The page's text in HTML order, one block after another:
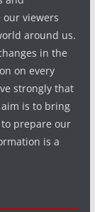
viewers
around us.
in the
on every
strongly that
is to bring
prepare our
is a